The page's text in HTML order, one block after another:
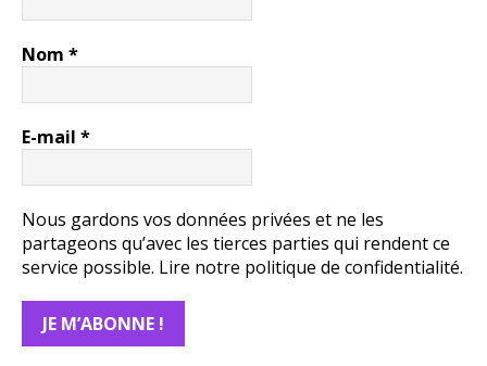
Nom *
E-mail *
Nous gardons vos données privées et ne les
partageons qu’avec les tierces parties qui rendent ce
service possible. Lire notre politique de confidentialité.